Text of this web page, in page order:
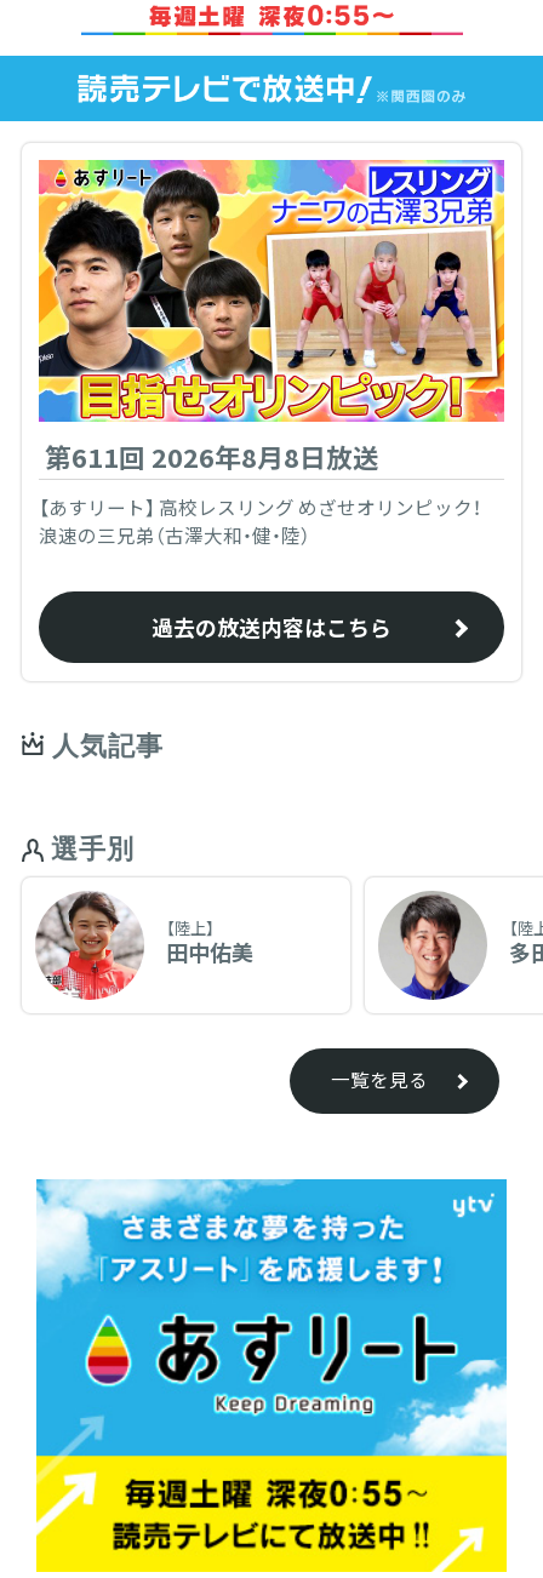
第611回 2026年8月8日放送
【あすリート】 高校レスリング めざせオリンピック！
浪速の三兄弟（古澤大和・健・陸）
過去の放送内容はこちら
人気記事
選手別
【陸上】
田中佑美
【陸
多
一覧を見る